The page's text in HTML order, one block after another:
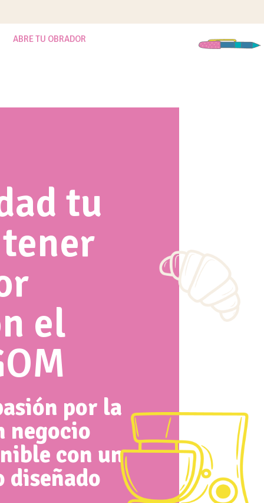
ABRE TU OBRADOR
tu
el
por la
negocio
con un
diseñado